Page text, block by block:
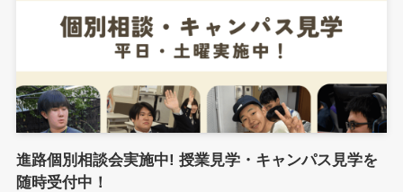
進路個別相談会実施中! 授業見学・キャンパス見学を
随時受付中！